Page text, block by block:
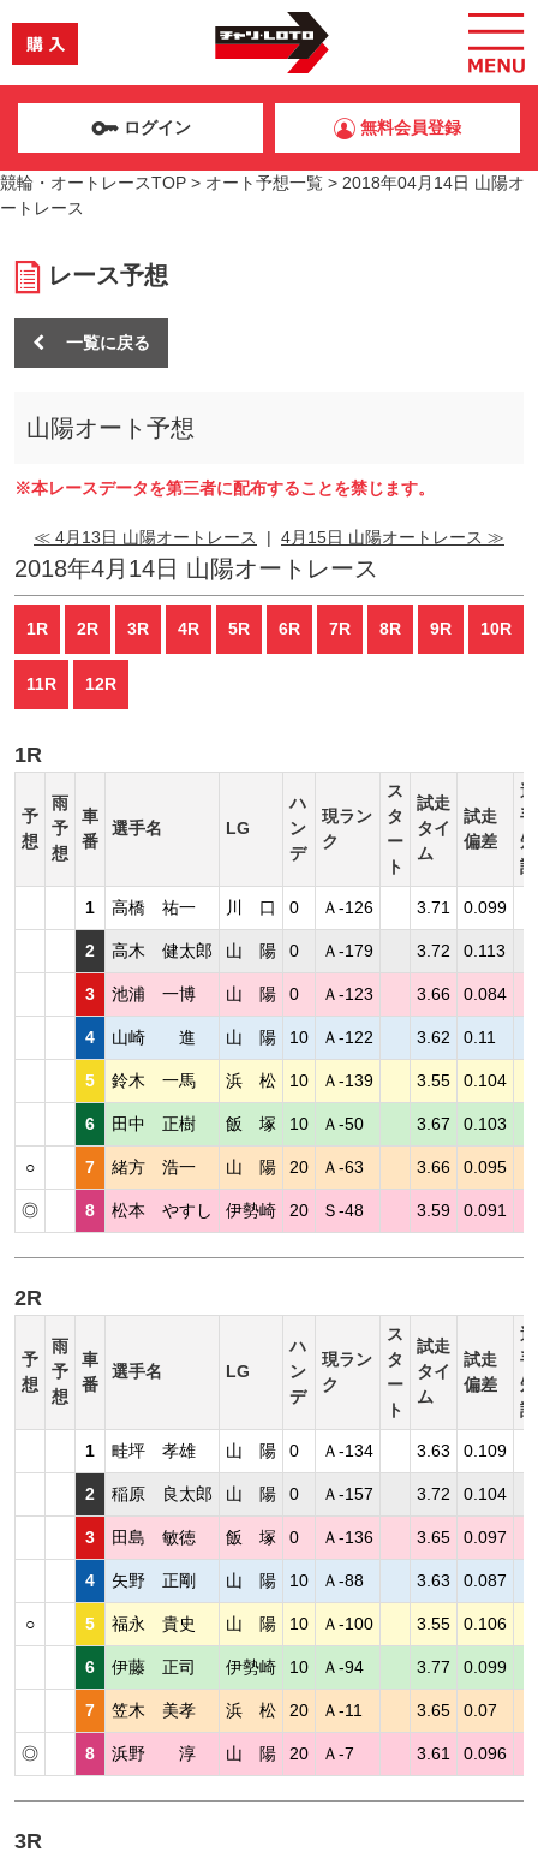
ログイン 無料会員登録
競輪・オートレースTOP > オート予想一覧 > 2018年04月14日 山陽オ
ートレース
レース予想
一覧に戻る
山陽オート予想
※本レースデータを第三者に配布することを禁じます。
≪ 4月13日 山陽オートレース | 4月15日 山陽オートレース ≫
2018年4月14日 山陽オートレース
1R 2R 3R 4R 5R 6R 7R 8R 9R 10R
11R 12R
1R
予
想
雨
予
想
車
番
選手名 LG
ハ
ン
デ
現ラン
ク
ス
タ
ー
ト
試走
タイ
ム
試走
偏差
選
手
短
評
1 高橋 祐一 川 口 0 Ａ-126 3.71 0.099
2 高木 健太郎 山 陽 0 Ａ-179 3.72 0.113
3 池浦 一博 山 陽 0 Ａ-123 3.66 0.084
4 山崎 進 山 陽 10 Ａ-122 3.62 0.11
5 鈴木 一馬 浜 松 10 Ａ-139 3.55 0.104
6 田中 正樹 飯 塚 10 Ａ-50 3.67 0.103
○ 7 緒方 浩一 山 陽 20 Ａ-63 3.66 0.095
◎ 8 松本 やすし 伊勢崎 20 Ｓ-48 3.59 0.091
2R
予
想
雨
予
想
車
番
選手名 LG
ハ
ン
デ
現ラン
ク
ス
タ
ー
ト
試走
タイ
ム
試走
偏差
選
手
短
評
1 畦坪 孝雄 山 陽 0 Ａ-134 3.63 0.109
2 稲原 良太郎 山 陽 0 Ａ-157 3.72 0.104
3 田島 敏徳 飯 塚 0 Ａ-136 3.65 0.097
4 矢野 正剛 山 陽 10 Ａ-88 3.63 0.087
○ 5 福永 貴史 山 陽 10 Ａ-100 3.55 0.106
6 伊藤 正司 伊勢崎 10 Ａ-94 3.77 0.099
7 笠木 美孝 浜 松 20 Ａ-11 3.65 0.07
◎ 8 浜野 淳 山 陽 20 Ａ-7 3.61 0.096
3R